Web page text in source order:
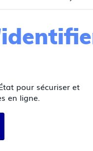
pour sécuriser et
en ligne.